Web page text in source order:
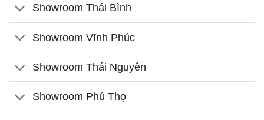
Showroom Thái Bình
Showroom Vĩnh Phúc
Showroom Thái Nguyên
Showroom Phú Thọ